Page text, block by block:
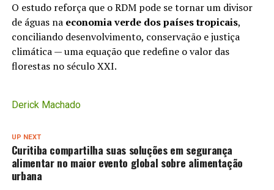
O estudo reforça que o RDM pode se tornar um divisor
de águas na economia verde dos países tropicais,
conciliando desenvolvimento, conservação e justiça
climática — uma equação que redefine o valor das
florestas no século XXI.
Derick Machado
UP NEXT
Curitiba compartilha suas soluções em segurança
alimentar no maior evento global sobre alimentação
urbana